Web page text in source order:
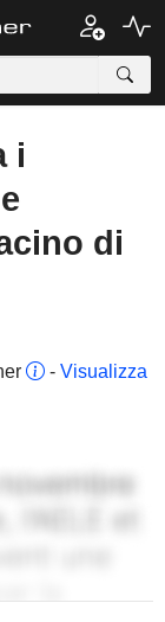
i
di
- Visualizza